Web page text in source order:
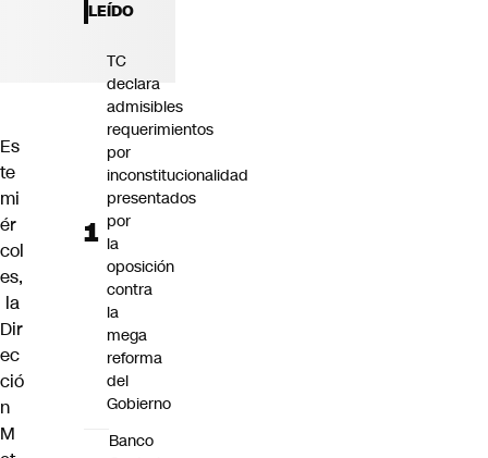
Es
te
mi
ér
col
es,
la
Dir
ec
ció
n
M
LEÍDO
TC
declara
admisibles
requerimientos
por
inconstitucionalidad
presentados
por
la
oposición
contra
la
mega
reforma
del
Gobierno
Banco